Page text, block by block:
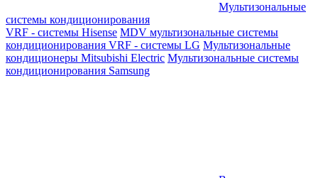
Мультизональные
системы кондиционирования
VRF - системы Hisense MDV мультизональные системы
кондиционирования VRF - системы LG Мультизональные
кондиционеры Mitsubishi Electric Мультизональные системы
кондиционирования Samsung